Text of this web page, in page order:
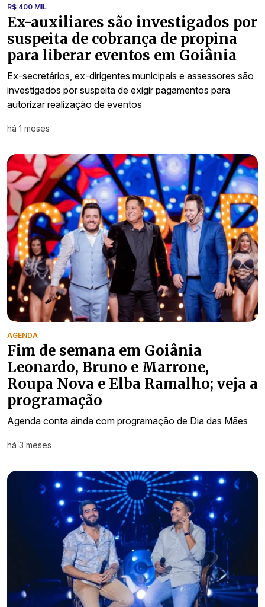
R$ 400 MIL
Ex-auxiliares são investigados por
suspeita de cobrança de propina
para liberar eventos em Goiânia
Ex-secretários, ex-dirigentes municipais e assessores são
investigados por suspeita de exigir pagamentos para
autorizar realização de eventos
há 1 meses
AGENDA
Fim de semana em Goiânia
Leonardo, Bruno e Marrone,
Roupa Nova e Elba Ramalho; veja a
programação
Agenda conta ainda com programação de Dia das Mães
há 3 meses